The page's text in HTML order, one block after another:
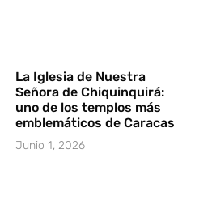
La Iglesia de Nuestra
Señora de Chiquinquirá:
uno de los templos más
emblemáticos de Caracas
Junio 1, 2026